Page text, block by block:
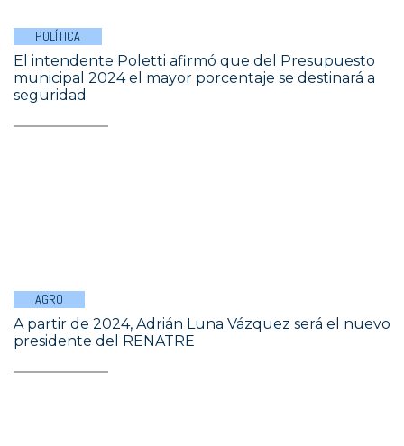
POLÍTICA
El intendente Poletti afirmó que del Presupuesto
municipal 2024 el mayor porcentaje se destinará a
seguridad
AGRO
A partir de 2024, Adrián Luna Vázquez será el nuevo
presidente del RENATRE